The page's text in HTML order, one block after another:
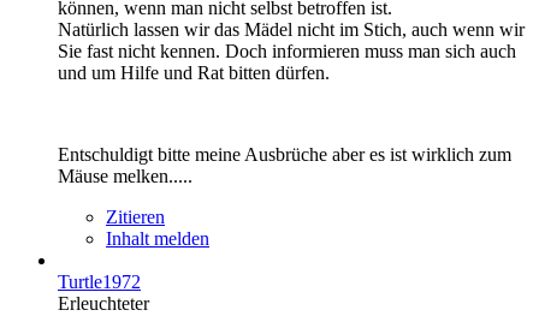
können, wenn man nicht selbst betroffen ist.
Natürlich lassen wir das Mädel nicht im Stich, auch wenn wir
Sie fast nicht kennen. Doch informieren muss man sich auch
und um Hilfe und Rat bitten dürfen.
Entschuldigt bitte meine Ausbrüche aber es ist wirklich zum
Mäuse melken.....
Zitieren
Inhalt melden
Turtle1972
Erleuchteter